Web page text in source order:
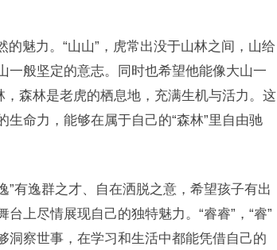
魅力。“山山”，虎常出没于山林之间，山给
一般坚定的意志。同时也希望他能像大山一
森林是老虎的栖息地，充满生机与活力。这
命力，能够在属于自己的“森林”里自由驰
”有逸群之才、自在洒脱之意，希望孩子有出
上尽情展现自己的独特魅力。“睿睿”，“睿”
洞察世事，在学习和生活中都能凭借自己的